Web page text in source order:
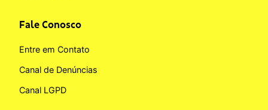
Fale Conosco
Entre em Contato
Canal de Denúncias
Canal LGPD